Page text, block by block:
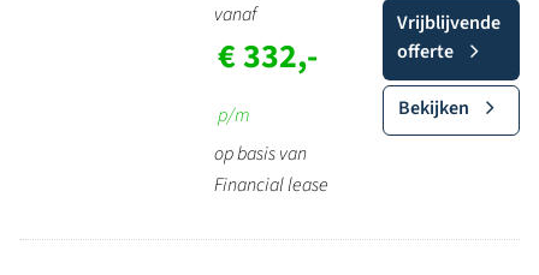
vanaf
€ 332,-
p/m
op basis van
Financial lease
Vrijblijvende
offerte
Bekijken